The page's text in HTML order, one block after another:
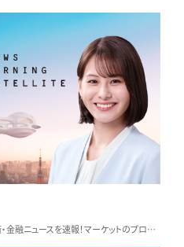
ＮＹ発のマーケット情報など世界の経済・金融ニュースを速報！マーケットのプロが詳しく解説します。